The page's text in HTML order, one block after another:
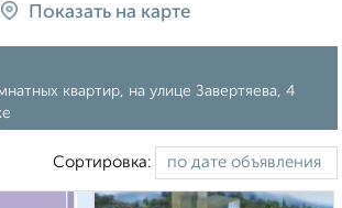
Показать на карте
квартир, на улице Завертяева, 4
Сортировка: